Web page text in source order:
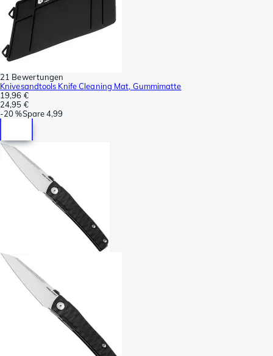
21 Bewertungen
Knivesandtools Knife Cleaning Mat, Gummimatte
19,96 €
24,95 €
-20 %Spare4,99